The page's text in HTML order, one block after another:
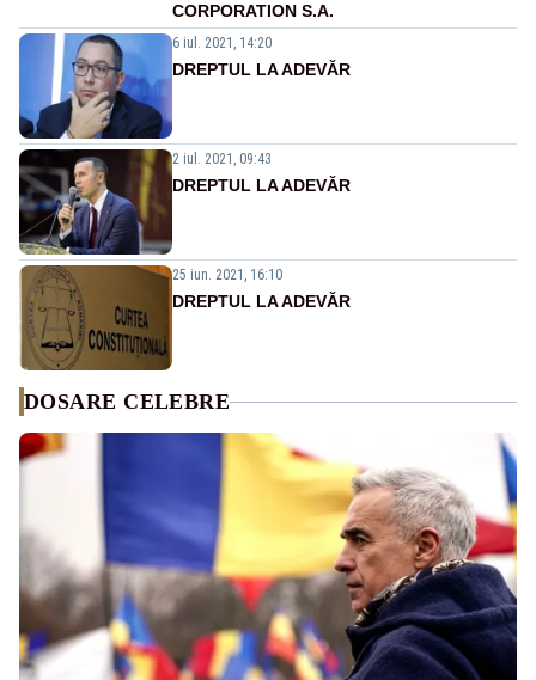
CORPORATION S.A.
6 iul. 2021, 14:20
DREPTUL LA ADEVĂR
2 iul. 2021, 09:43
DREPTUL LA ADEVĂR
25 iun. 2021, 16:10
DREPTUL LA ADEVĂR
DOSARE CELEBRE